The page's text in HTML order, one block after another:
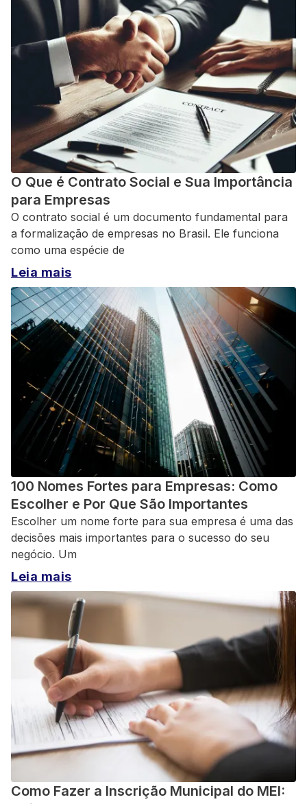
O Que é Contrato Social e Sua Importância
para Empresas
O contrato social é um documento fundamental para
a formalização de empresas no Brasil. Ele funciona
como uma espécie de
Leia mais
100 Nomes Fortes para Empresas: Como
Escolher e Por Que São Importantes
Escolher um nome forte para sua empresa é uma das
decisões mais importantes para o sucesso do seu
negócio. Um
Leia mais
Como Fazer a Inscrição Municipal do MEI: